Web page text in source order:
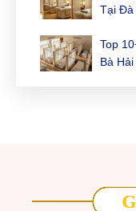
Tại Đà
Top
Bà